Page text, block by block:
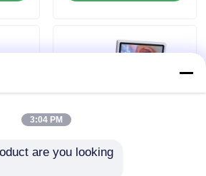
3:04 PM
are you looking